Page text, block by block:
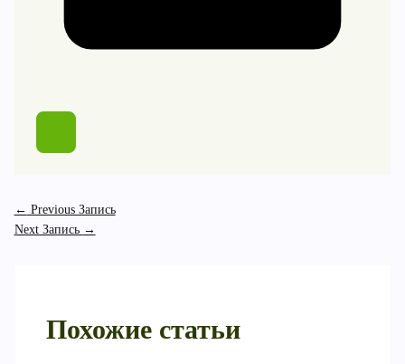
← Previous Запись
Next Запись →
Похожие статьи